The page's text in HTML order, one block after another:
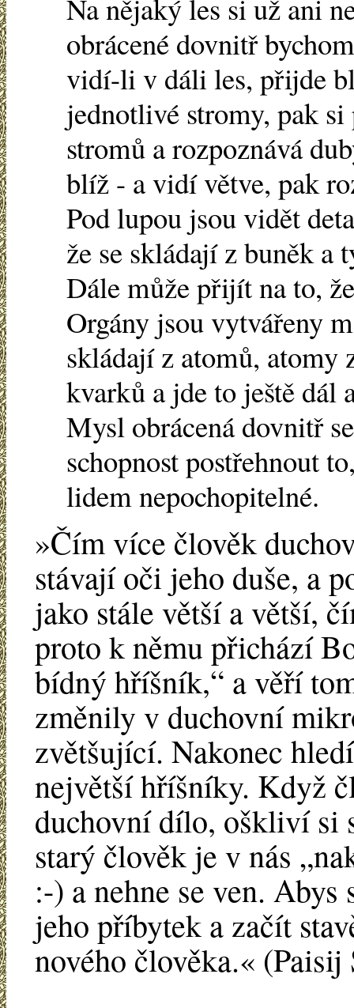
Na nějaký les si už ani
obrácené dovnitř
vidí-li v dáli les, přijde
jednotlivé stromy, pak
stromů a rozpoznává
blíž - a vidí větve, pak
Pod lupou jsou vidět
že se skládají z buněk
Dále může přijít na to,
Orgány jsou vytvářeny
skládají z atomů, atomy
kvarků a jde to ještě dál
Mysl obrácená dovnitř
schopnost postřehnout
lidem nepochopitelné.
»Čím více člověk
stávají oči jeho duše, a
jako stále větší a větší,
proto k němu přichází
bídný hříšník,“ a věří
změnily v duchovní
zvětšující. Nakonec
největší hříšníky. Když
duchovní dílo, oškliví si
starý člověk je v nás
:-) a nehne se ven.
jeho příbytek a začít
nového člověka.« (Paisij